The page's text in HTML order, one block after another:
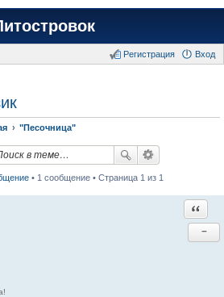
Вход
Регистрация
"Песочница"
• 1 сообщение • Страница 1 из 1
−